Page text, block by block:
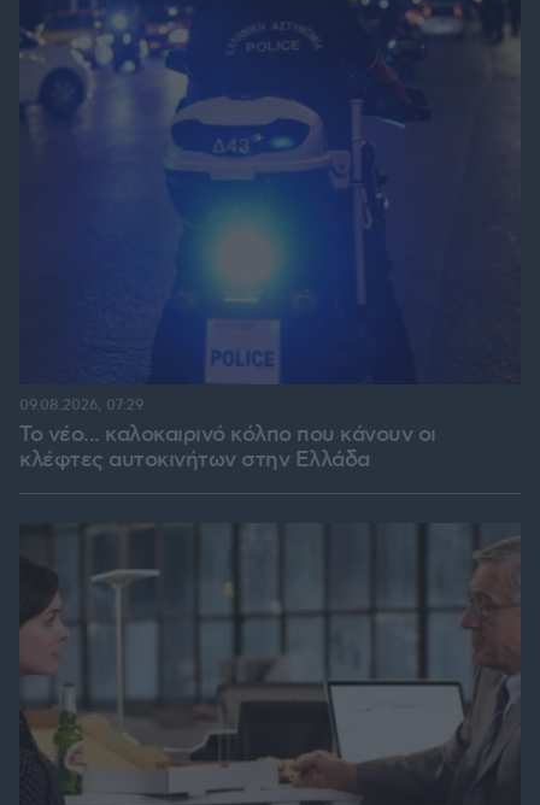
Το νέο... καλοκαιρινό κόλπο που κάνουν οι
κλέφτες αυτοκινήτων στην Ελλάδα
09.08.2026, 07:29